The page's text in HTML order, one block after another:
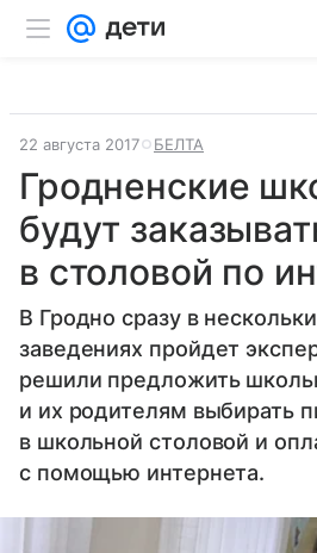
22 августа 2017 БЕЛТА
Гродненские
будут
в столовой по
В Гродно сразу в
заведениях пройдет
решили предложить
и их родителям выбирать
в школьной столовой и
с помощью интернета.